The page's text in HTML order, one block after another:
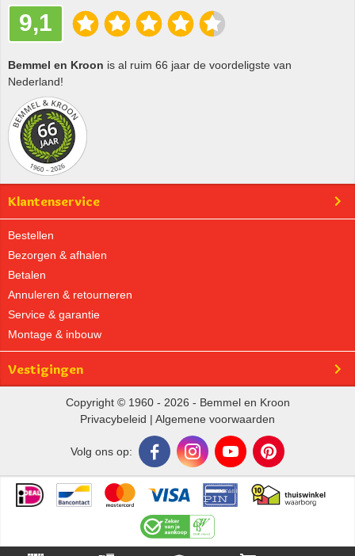
9,1
Bemmel en Kroon is al ruim 66 jaar de voordeligste van
Nederland!
Klantenservice
Bestellen
Bezorgen & afhalen
Betalen
Annuleren & retourneren
Service & garantie
Montage & inbouw
Vestigingen
Copyright © 1960 - 2026 - Bemmel en Kroon
Privacybeleid | Algemene voorwaarden
Volg ons op: